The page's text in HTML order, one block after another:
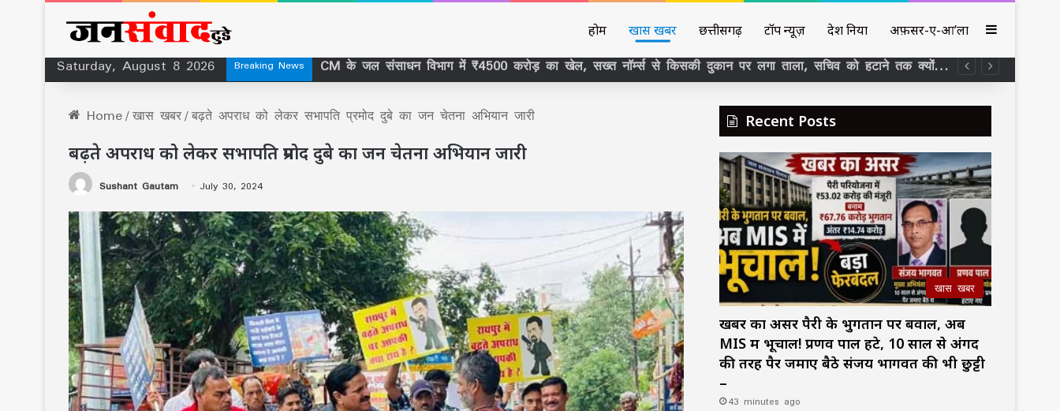
होम खास खबर छत्तीसगढ़ टॉप न्यूज़ देश दुनिया अफ़सर-ए-आ’ला
Sidebar
Saturday, August 8 2026
Breaking News
₹326 करोड़ का अरपा-भैंसाझार 36 महीने का काम 13वें साल बाद भी अधूरा , ठेकेदार को फिर मोहलत ₹27 करोड़ के मुआवजे में 11 SDM के कार्यकाल पर सवाल –
Home/खास खबर/बढ़ते अपराध को लेकर सभापति प्रमोद दुबे का जन चेतना अभियान जारी
बढ़ते अपराध को लेकर सभापति प्रमोद दुबे का जन चेतना अभियान जारी
Sushant Gautam July 30, 2024
Recent Posts
खास खबर
खबर का असर पैरी के भुगतान पर बवाल, अब
MIS में भूचाल! प्रणव पाल हटे, 10 साल से अंगद
की तरह पैर जमाए बैठे संजय भागवत की भी छुट्टी
–
43 minutes ago